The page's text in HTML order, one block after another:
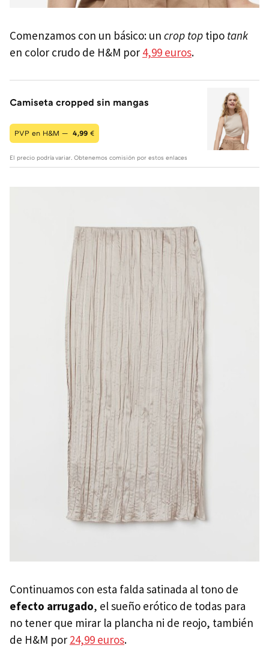
Comenzamos con un básico: un crop top tipo tank
en color crudo de H&M por 4,99 euros.
Camiseta cropped sin mangas
PVP en H&M — 4,99 €
El precio podría variar. Obtenemos comisión por estos enlaces
Continuamos con esta falda satinada al tono de
efecto arrugado, el sueño erótico de todas para
no tener que mirar la plancha ni de reojo, también
de H&M por 24,99 euros.